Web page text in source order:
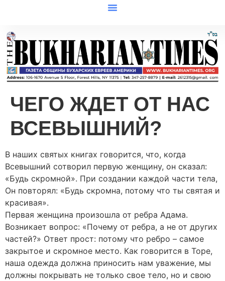
ЧЕГО ЖДЕТ ОТ НАС
ВСЕВЫШНИЙ?
В наших святых книгах говорится, что, когда
Всевышний сотворил первую женщину, он сказал:
«Будь скромной». При создании каждой части тела,
Он повторял: «Будь скромна, потому что ты святая и
красивая».
Первая женщина произошла от ребра Адама.
Возникает вопрос: «Почему от ребра, а не от других
частей?» Ответ прост: потому что ребро – самое
закрытое и скромное место. Как говорится в Торе,
наша одежда должна приносить нам уважение, мы
должны покрывать не только свое тело, но и свою